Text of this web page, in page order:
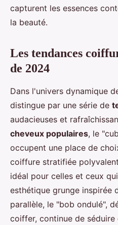
capturent les essences
la beauté.
Les tendances
de 2024
Dans l'univers dynamique
distingue par une série de
audacieuses et
cheveux populaires, le
occupent une place de
coiffure stratifiée
idéal pour celles et ceux
esthétique grunge inspirée
parallèle, le "bob ondulé",
coiffer, continue de séduire